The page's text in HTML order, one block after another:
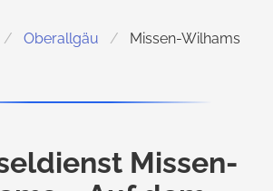
Oberallgäu Missen-Wilhams
Missen-